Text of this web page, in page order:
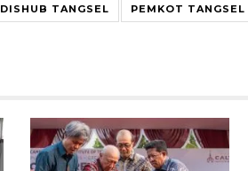
DISHUB TANGSEL PEMKOT TANGSEL
31 Juli